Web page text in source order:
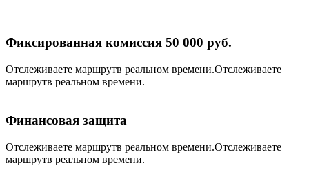
Фиксированная комиссия 50 000 руб.
Отслеживаете маршрутв реальном времени.Отслеживаете
маршрутв реальном времени.
Финансовая защита
Отслеживаете маршрутв реальном времени.Отслеживаете
маршрутв реальном времени.